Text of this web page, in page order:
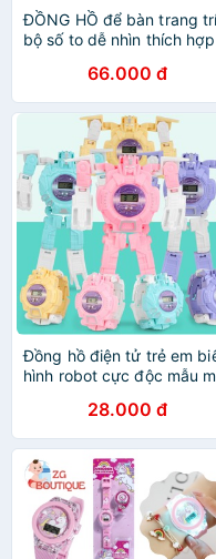
ĐỒNG HỒ để bàn trang
bộ số to dễ nhìn thích hợp
66.000 đ
Đồng hồ điện tử trẻ em
hình robot cực độc mẫu
trở lên, fullbox28.000 đ